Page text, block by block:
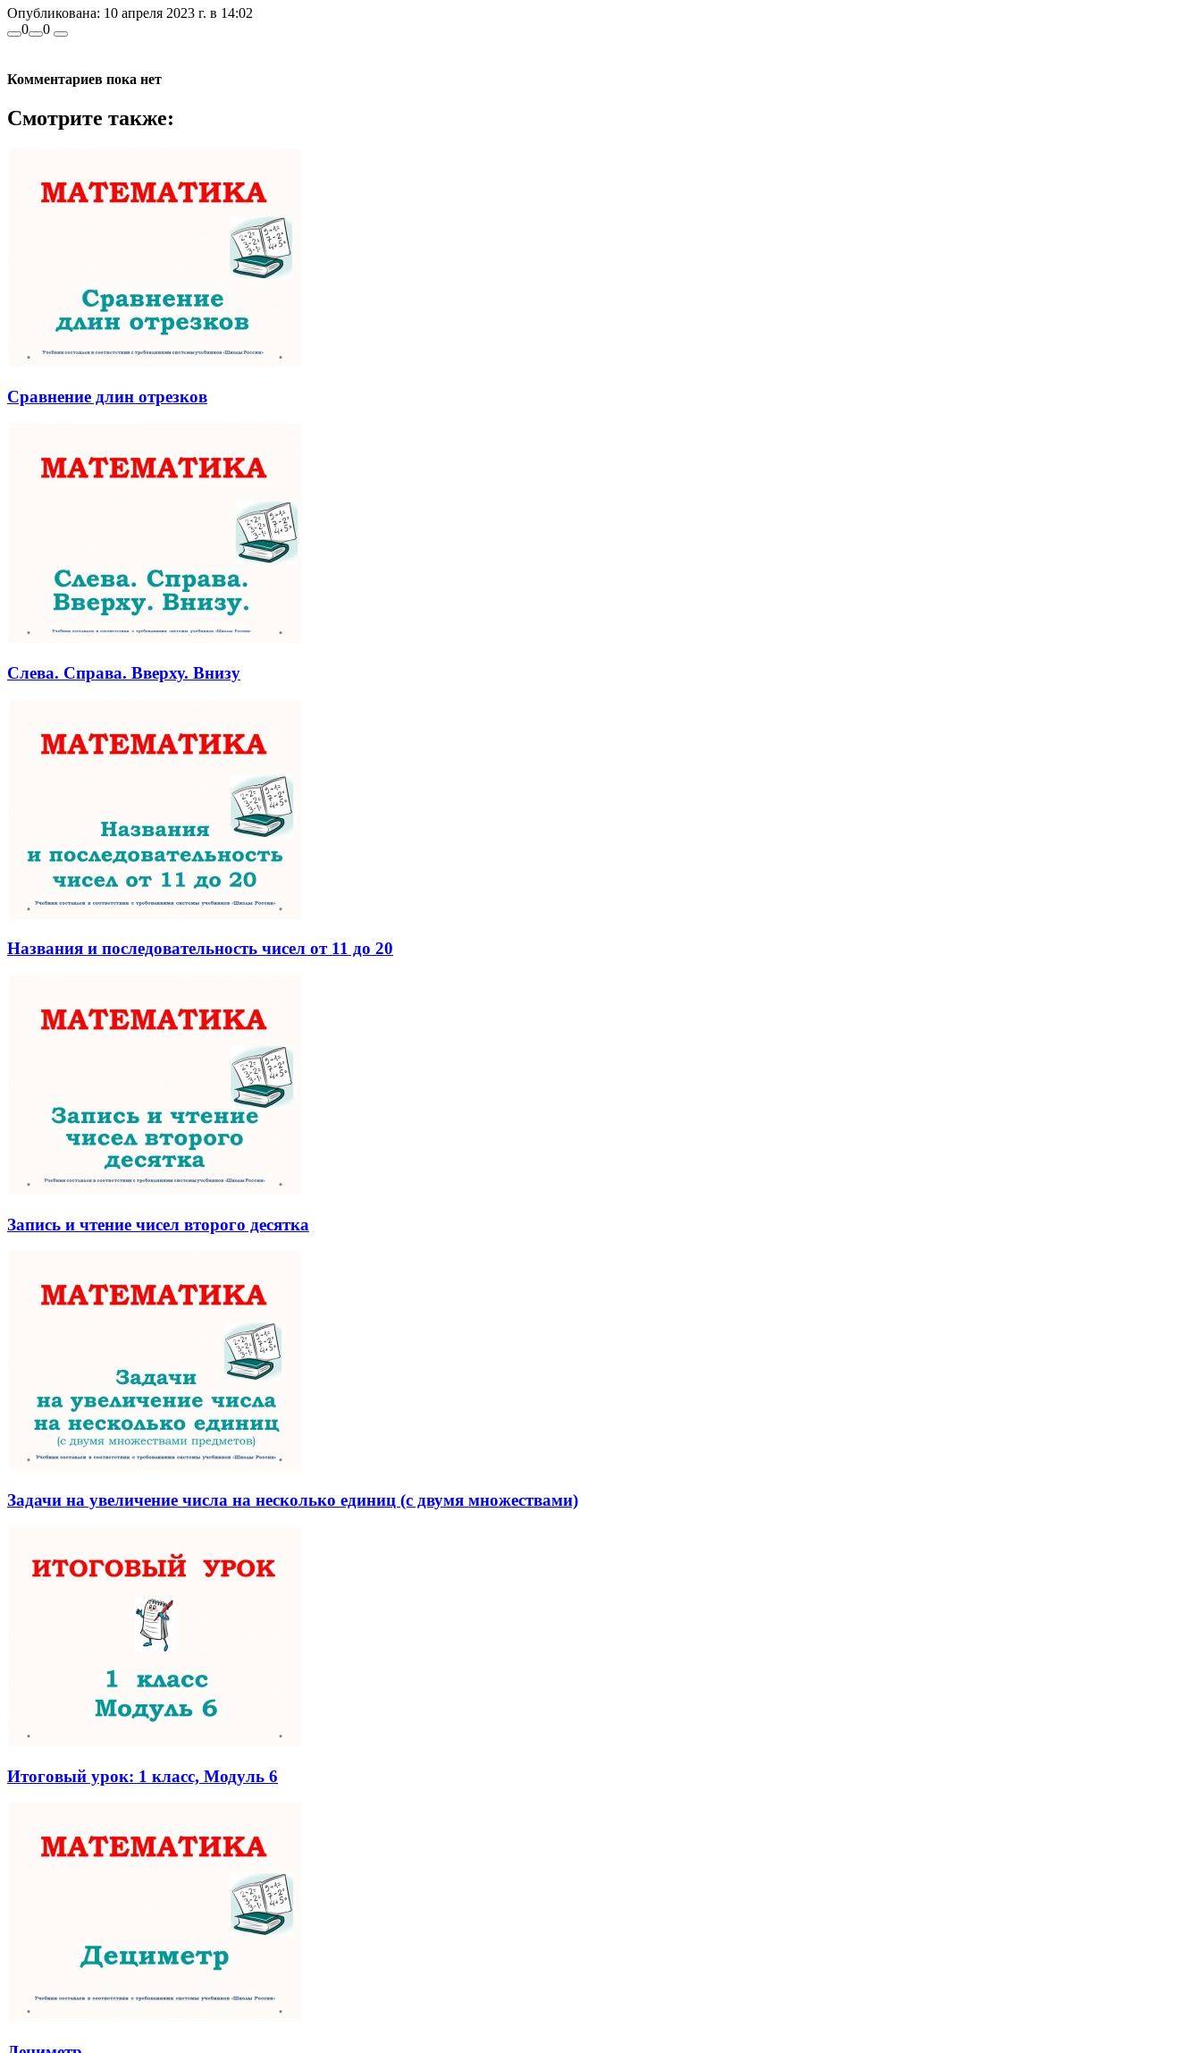
Опубликована: 10 апреля 2023 г. в 14:02
0
0
Комментариев пока нет
Смотрите также:
Сравнение длин отрезков
Слева. Справа. Вверху. Внизу
Названия и последовательность чисел от 11 до 20
Запись и чтение чисел второго десятка
Задачи на увеличение числа на несколько единиц (с двумя множествами)
Итоговый урок: 1 класс, Модуль 6